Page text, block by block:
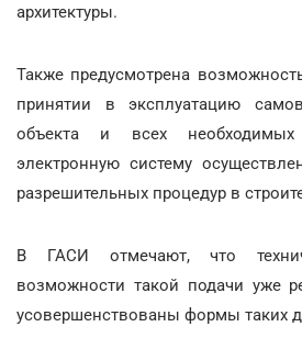
архитектуры.
Также предусмотрена
принятии в эксплуатацию
объекта и всех необходимых
электронную систему
разрешительных процедур в
В ГАСИ отмечают, что
возможности такой подачи уже
усовершенствованы формы таких